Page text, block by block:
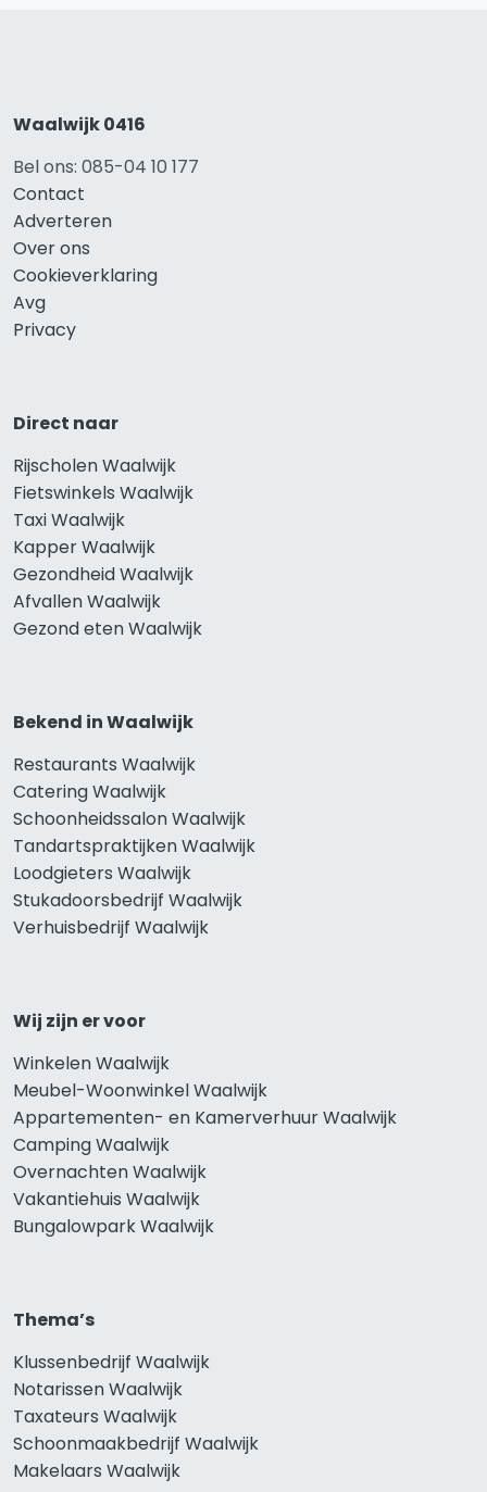
Waalwijk 0416
Bel ons: 085-04 10 177
Contact
Adverteren
Over ons
Cookieverklaring
Avg
Privacy
Direct naar
Rijscholen Waalwijk
Fietswinkels Waalwijk
Taxi Waalwijk
Kapper Waalwijk
Gezondheid Waalwijk
Afvallen Waalwijk
Gezond eten Waalwijk
Bekend in Waalwijk
Restaurants Waalwijk
Catering Waalwijk
Schoonheidssalon Waalwijk
Tandartspraktijken Waalwijk
Loodgieters Waalwijk
Stukadoorsbedrijf Waalwijk
Verhuisbedrijf Waalwijk
Wij zijn er voor
Winkelen Waalwijk
Meubel-Woonwinkel Waalwijk
Appartementen- en Kamerverhuur Waalwijk
Camping Waalwijk
Overnachten Waalwijk
Vakantiehuis Waalwijk
Bungalowpark Waalwijk
Thema’s
Klussenbedrijf Waalwijk
Notarissen Waalwijk
Taxateurs Waalwijk
Schoonmaakbedrijf Waalwijk
Makelaars Waalwijk